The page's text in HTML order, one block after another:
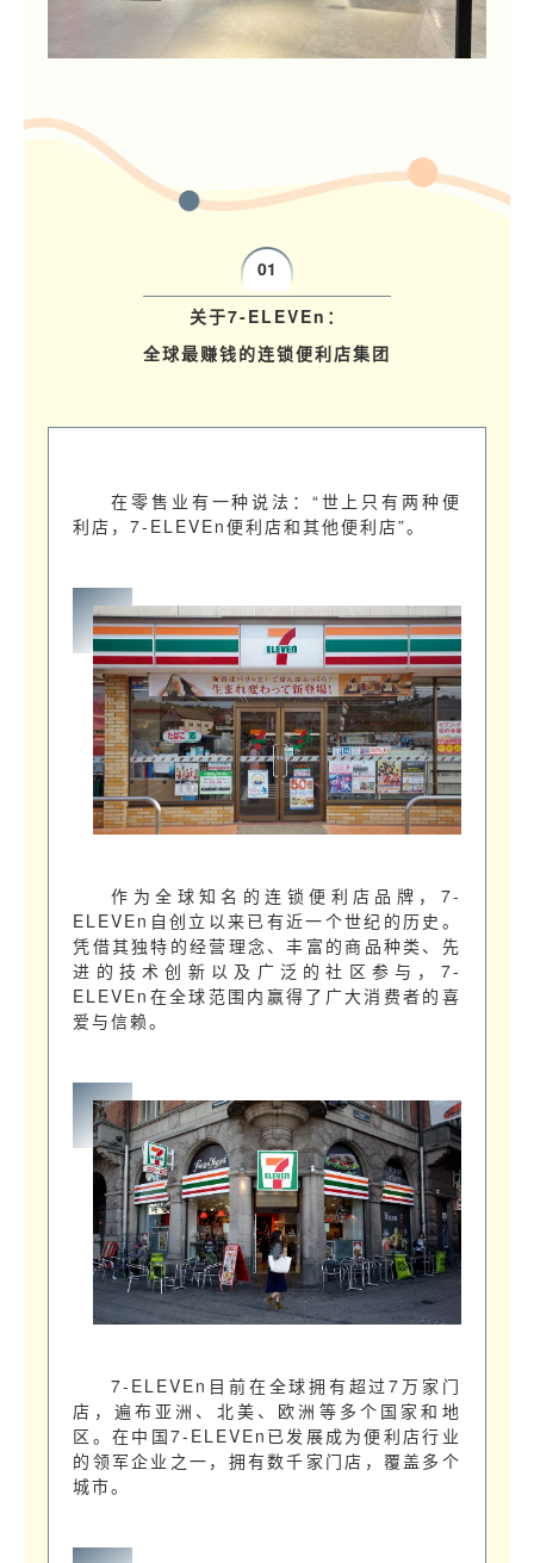
01
关于7-ELEVEn：
全球最赚钱的连锁便利店集团
在零售业有一种说法：“世上只有两种便
利店，7-ELEVEn便利店和其他便利店”。
作为全球知名的连锁便利店品牌，7-
ELEVEn自创立以来已有近一个世纪的历史。
凭借其独特的经营理念、丰富的商品种类、先
进的技术创新以及广泛的社区参与，7-
ELEVEn在全球范围内赢得了广大消费者的喜
爱与信赖。
7-ELEVEn目前在全球拥有超过7万家门
店，遍布亚洲、北美、欧洲等多个国家和地
区。在中国7-ELEVEn已发展成为便利店行业
的领军企业之一，拥有数千家门店，覆盖多个
城市。